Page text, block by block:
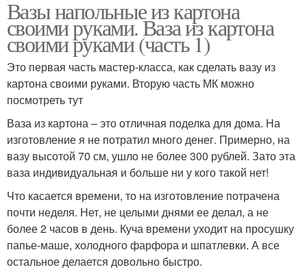
Вазы напольные из картона
своими руками. Ваза из картона
своими руками (часть 1)
Это первая часть мастер-класса, как сделать вазу из
картона своими руками. Вторую часть МК можно
посмотреть тут
Ваза из картона – это отличная поделка для дома. На
изготовление я не потратил много денег. Примерно, на
вазу высотой 70 см, ушло не более 300 рублей. Зато эта
ваза индивидуальная и больше ни у кого такой нет!
Что касается времени, то на изготовление потрачена
почти неделя. Нет, не целыми днями ее делал, а не
более 2 часов в день. Куча времени уходит на просушку
папье-маше, холодного фарфора и шпатлевки. А все
остальное делается довольно быстро.